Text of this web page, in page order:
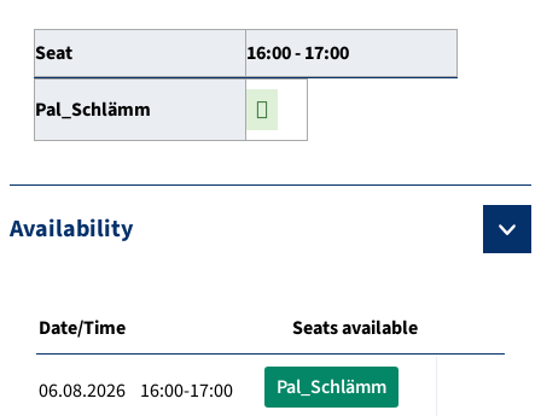
Seat 16:00 - 17:00
Pal_Schlämm
Availability
Date/Time Seats available
06.08.2026 16:00-17:00 Pal_Schlämm